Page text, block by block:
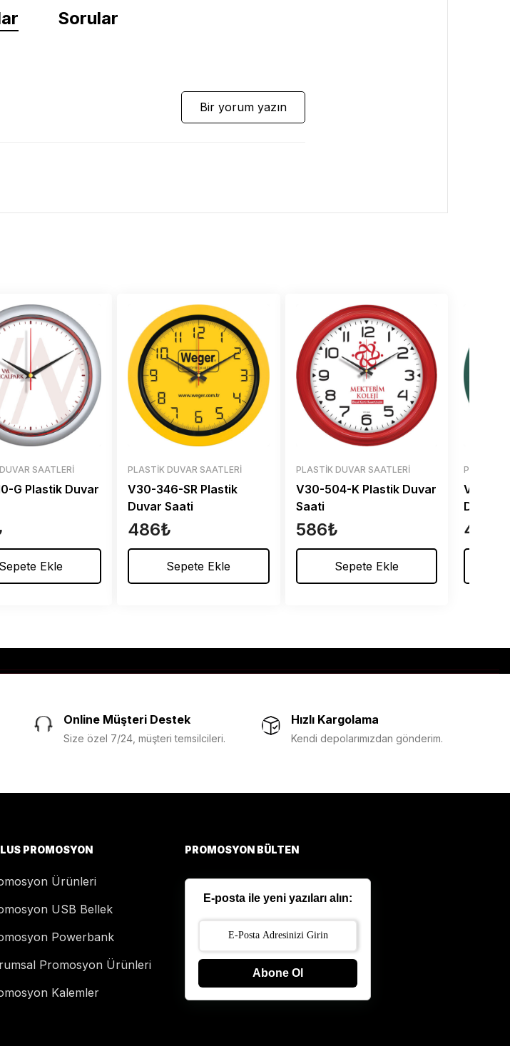
Sorular
Bir yorum yazın
SAATLERI
G Plastik Duvar
Sepete Ekle
PLASTIK DUVAR SAATLERI
V30-346-SR Plastik
Duvar Saati
486₺
Sepete Ekle
PLASTIK DUVAR SAATLERI
V30-504-K Plastik Duvar
Saati
586₺
Sepete Ekle
PLASTIK
V30-
Duvar
486
Online Müşteri Destek
Size özel 7/24, müşteri temsilcileri.
Hızlı Kargolama
Kendi depolarımızdan gönderim.
PROMOSYON
Ürünleri
USB Bellek
Powerbank
Promosyon Ürünleri
Kalemler
PROMOSYON BÜLTEN
E-posta ile yeni yazıları alın:
Abone Ol